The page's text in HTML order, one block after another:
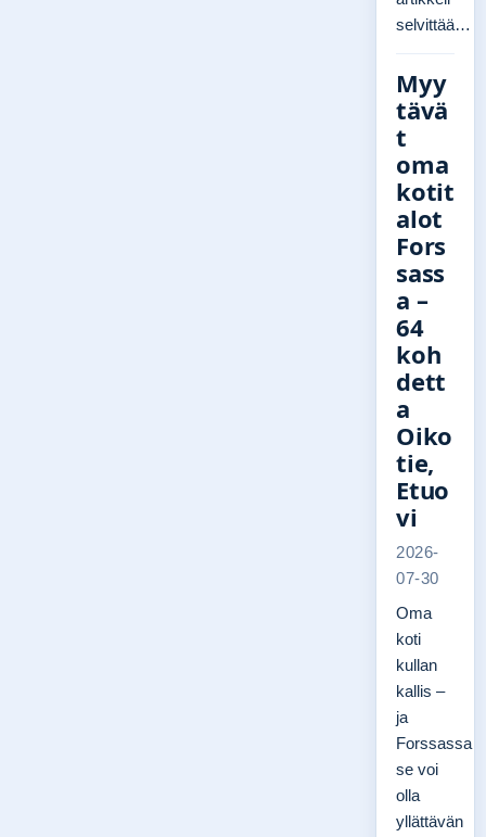
selvittää…
Myy
tävä
t
oma
kotit
alot
Fors
sass
a –
64
koh
dett
a
Oiko
tie,
Etuo
vi
2026-
07-30
Oma
koti
kullan
kallis –
ja
Forssassa
se voi
olla
yllättävän